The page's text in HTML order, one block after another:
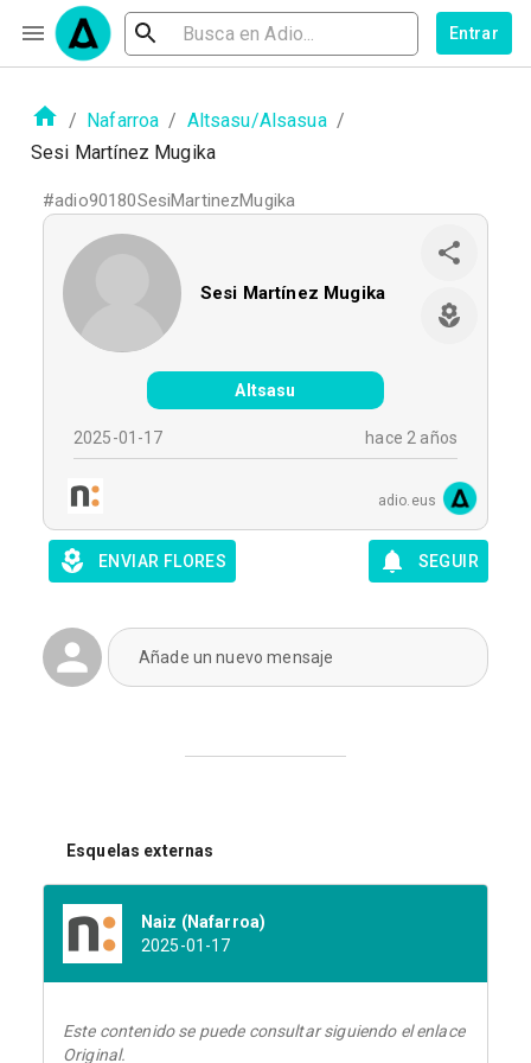
Entrar
/ Nafarroa / Altsasu/Alsasua /
Sesi Martínez Mugika
#adio90180SesiMartinezMugika
Sesi Martínez Mugika
Altsasu
2025-01-17 hace 2 años
adio.eus
ENVIAR FLORES SEGUIR
Añade un nuevo mensaje
Esquelas externas
Naiz (Nafarroa)
2025-01-17
Este contenido se puede consultar siguiendo el enlace
Original.